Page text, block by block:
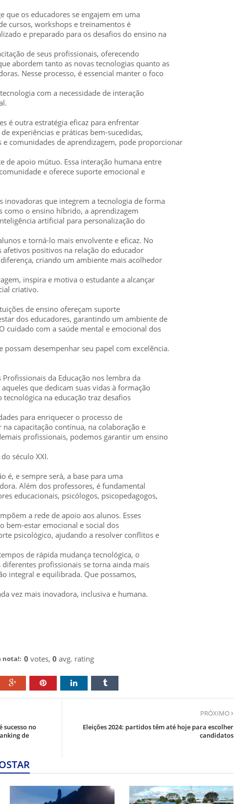
que os educadores se engajem em uma
cursos, workshops e treinamentos é
e preparado para os desafios do ensino na
de seus profissionais, oferecendo
abordem tanto as novas tecnologias quanto as
Nesse processo, é essencial manter o foco
com a necessidade de interação
é outra estratégia eficaz para enfrentar
experiências e práticas bem-sucedidas,
e comunidades de aprendizagem, pode proporcionar
de apoio mútuo. Essa interação humana entre
e oferece suporte emocional e
inovadoras que integrem a tecnologia de forma
como o ensino híbrido, a aprendizagem
artificial para personalização do
e torná-lo mais envolvente e eficaz. No
positivos na relação do educador
criando um ambiente mais acolhedor
inspira e motiva o estudante a alcançar
criativo.
de ensino ofereçam suporte
dos educadores, garantindo um ambiente de
cuidado com a saúde mental e emocional dos
possam desempenhar seu papel com excelência.
da Educação nos lembra da
que dedicam suas vidas à formação
na educação traz desafios
para enriquecer o processo de
capacitação contínua, na colaboração e
profissionais, podemos garantir um ensino
século XXI.
é, e sempre será, a base para uma
Além dos professores, é fundamental
educacionais, psicólogos, psicopedagogos,
a rede de apoio aos alunos. Esses
bem-estar emocional e social dos
psicológico, ajudando a resolver conflitos e
de rápida mudança tecnológica, o
profissionais se torna ainda mais
integral e equilibrada. Que possamos,
vez mais inovadora, inclusiva e humana.
nota!: 0 votes, 0 avg. rating
sucesso no
de
PRÓXIMO
Eleições 2024: partidos têm até hoje para escolher
candidatos